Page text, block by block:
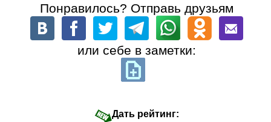
Понравилось? Отправь друзьям
или себе в заметки:
Дать рейтинг: